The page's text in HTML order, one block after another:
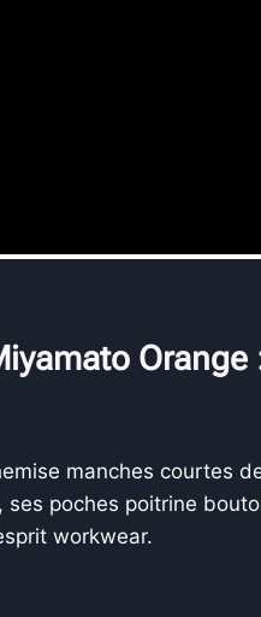
Orange
manches courtes
poches poitrine
workwear.